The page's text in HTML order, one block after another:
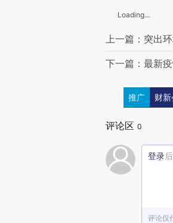
Loading...
上一篇：突出
下一篇：最新
推广 财
评论区 0
登录
评论仅